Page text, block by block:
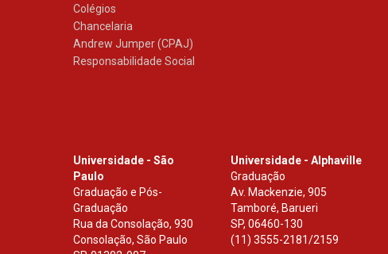
Colégios
Chancelaria
Andrew Jumper (CPAJ)
Responsabilidade Social
Universidade - São
Paulo
Graduação e Pós-
Graduação
Rua da Consolação, 930
Consolação, São Paulo
Universidade - Alphaville
Graduação
Av. Mackenzie, 905
Tamboré, Barueri
SP,06460-130
(11) 3555-2181/2159